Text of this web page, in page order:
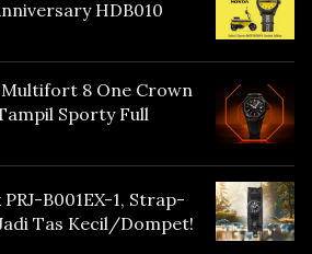
HDB010
8 One Crown
Sporty Full
B001EX-1, Strap-
Tas Kecil/Dompet!